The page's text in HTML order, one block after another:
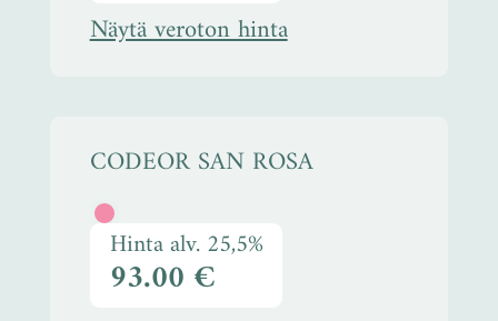
Näytä veroton hinta
CODEOR SAN ROSA
Hinta alv. 25,5%
93.00 €